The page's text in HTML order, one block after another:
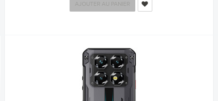
AJOUTER AU PANIER